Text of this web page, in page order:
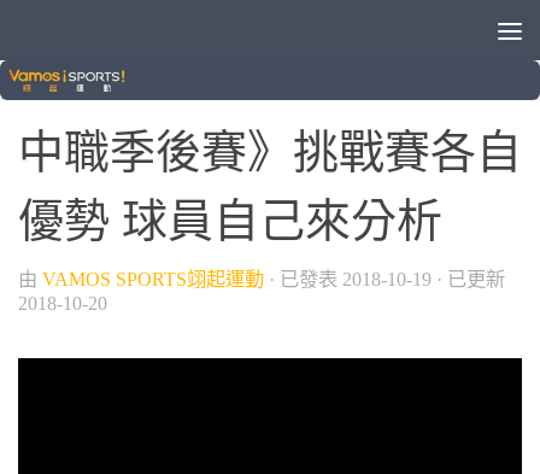
中華職棒 / 富邦悍將
中職季後賽》挑戰賽各自
優勢 球員自己來分析
由 VAMOS SPORTS翊起運動 · 已發表 2018-10-19 · 已更新
2018-10-20